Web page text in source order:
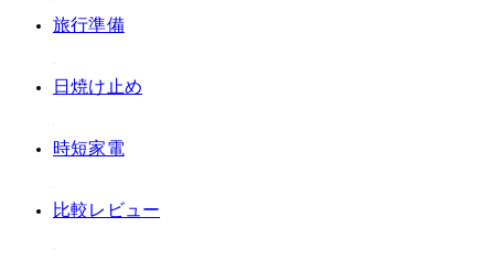
#旅行準備
#日焼け止め
#時短家電
#比較レビュー